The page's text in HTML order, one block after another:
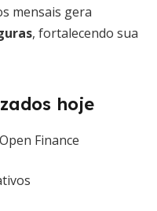
mensais gera
, fortalecendo sua
hoje
Finance